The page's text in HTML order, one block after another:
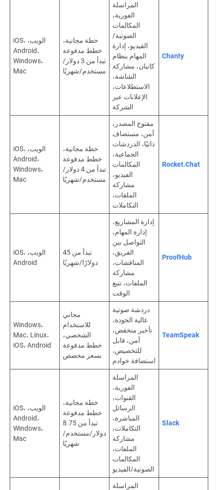
Chanty
المراسلة
الفورية،
المكالمات
الصوتية/
الفيديو، إدارة
المهام بنظام
كانبان، مشاركة
الشاشة،
الاستطلاعات،
الإعلانات عبر
الشركة
خطة مجانية،
خطط مدفوعة
تبدأ من 3 دولار/
مستخدم/شهريًا
الويب، iOS،
Android،
Windows،
Mac
Rocket.Chat
مفتوح المصدر،
آمن، مستضاف
ذاتيًا، الدردشات
الجماعية،
المكالمات
الفيديو،
مشاركة
الملفات،
التكاملات
خطة مجانية،
خطط مدفوعة
تبدأ من 4 دولار/
مستخدم/شهريًا
الويب، iOS،
Android،
Windows،
Mac
ProofHub
إدارة المشاريع،
إدارة المهام،
التواصل بين
الفريق،
المناقشات،
مشاركة
الملفات، تتبع
الوقت
تبدأ من 45
دولارًا/شهريًا
الويب، iOS،
Android
TeamSpeak
دردشة صوتية
عالية الجودة،
تأخير منخفض،
آمن، قابل
للتخصيص،
استضافة خوادم
مجاني
للاستخدام
الشخصي،
خطط مدفوعة
بسعر مخصص
Windows،
Mac، Linux،
iOS، Android
Slack
المراسلة
الفورية،
القنوات،
الرسائل
المباشرة،
التكاملات،
مشاركة
الملفات،
المكالمات
الصوتية/الفيديو
خطة مجانية،
خطط مدفوعة
تبدأ من 8.75
دولار/مستخدم/
شهريًا
الويب، iOS،
Android،
Windows،
Mac
المراسلة